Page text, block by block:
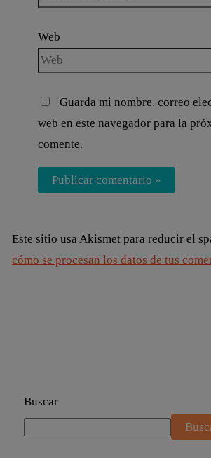
Web
Guarda mi nombre, correo
web en este navegador para la
comente.
Este sitio usa Akismet para reducir el
cómo se procesan los datos de tus
Buscar